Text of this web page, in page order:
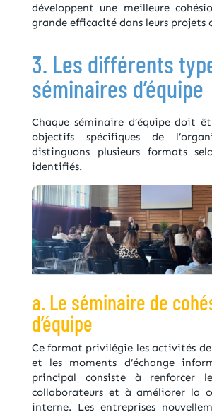
développent une meilleure
grande efficacité dans leurs projets
3. Les différents
séminaires d’équipe
Chaque séminaire d’équipe doit
objectifs spécifiques de
distinguons plusieurs formats
identifiés.
a. Le séminaire de
d’équipe
Ce format privilégie les activités
et les moments d’échange
principal consiste à renforcer
collaborateurs et à améliorer la
interne. Les entreprises